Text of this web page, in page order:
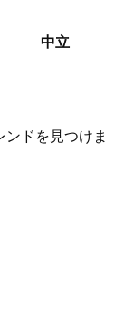
中立
ドを見つけま